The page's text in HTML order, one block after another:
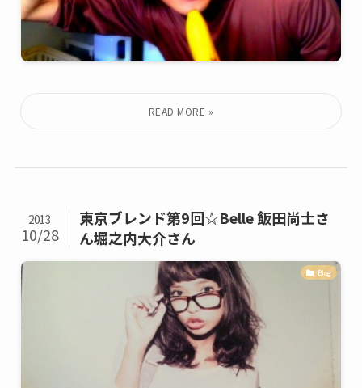
東京ブレンド第9回☆Belle 飯田尚士さ
ん堀之内大介さん
2013
10/28
Blog